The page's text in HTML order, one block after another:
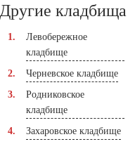
Другие кладбища
Левобережное
кладбище
Черневское кладбище
Родниковское
кладбище
Захаровское кладбище